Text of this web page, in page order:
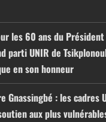
les 60 ans du
parti UNIR de
en son honneur
Gnassingbé : les cadres
aux plus